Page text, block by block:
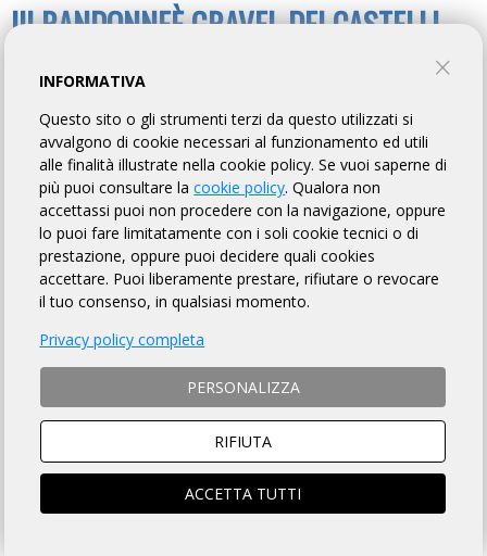
III RANDONNEÈ GRAVEL DEI CASTELLI
CICLI GUIZZARDI
TORNA AL BREVETTO
REGOLAMENTO
Art. 1 ORGANIZZAZIONE
CICLI GUIZZARDI organizza per il giorno 28/09/2025 la
Randonnée "III RANDONNEÈ GRAVEL DEI CASTELLI" avente Km
57 di lunghezza, per l'acquisizione del relativo brevetto, la cui
DESCRIZIONE che è fatto OBBLIGO a ciascun partecipante
, si trova sulla pagina web aquesto link
Art. 2 NATURA DELLA MANIFESTAZIONE
Il Brevetto Randonnée "III RANDONNEÈ GRAVEL DEI CASTELLI"
è una manifestazione sportiva, non competitiva, di resistenza e
regolarità che si svolge su un percorso obbligato, così come
INFORMATIVA
Questo sito o gli strumenti terzi da questo utilizzati si
avvalgono di cookie necessari al funzionamento ed utili
alle finalità illustrate nella cookie policy. Se vuoi saperne di
più puoi consultare lacookie policy. Qualora non
accettassi puoi non procedere con la navigazione, oppure
lo puoi fare limitatamente con i soli cookie tecnici o di
prestazione, oppure puoi decidere quali cookies
accettare. Puoi liberamente prestare, rifiutare o revocare
il tuo consenso, in qualsiasi momento.
Privacy policy completa
PERSONALIZZA
RIFIUTA
ACCETTA TUTTI